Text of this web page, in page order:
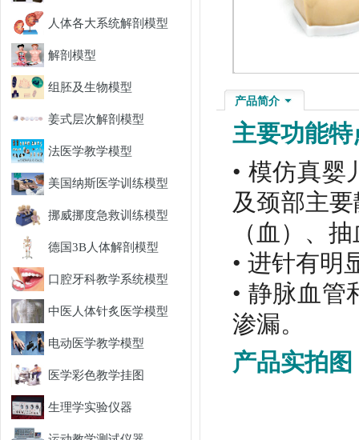
人体各大系统解剖模型
解剖模型
组胚及生物模型
姜式层次解剖模型
法医学教学模型
美国纳斯医学训练模型
挪威挪度急救训练模型
德国3B人体解剖模型
口腔牙科教学系统模型
中医人体针炙医学模型
电动医学教学模型
医学彩色教学挂图
生理学实验仪器
产品简介
主要功能特
• 模仿真婴
及颈部主
（血）、
• 进针有明
• 静脉血管
渗漏。
产品实拍图